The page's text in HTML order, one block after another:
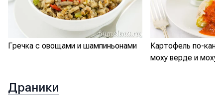
Гречка с овощами и шампиньонами
Картофель по-
моху верде и моху
Драники